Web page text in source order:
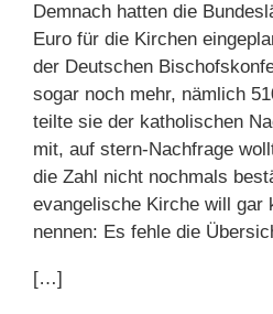
Demnach hatten die
Euro für die Kirchen
der Deutschen
sogar noch mehr, nämlich
teilte sie der katholischen
mit, auf stern-Nachfrage
die Zahl nicht nochmals
evangelische Kirche will gar
nennen: Es fehle die
[…]